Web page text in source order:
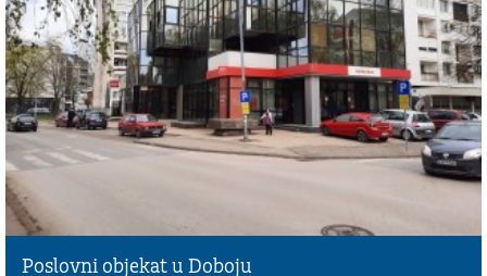
Poslovni objekat u Doboju